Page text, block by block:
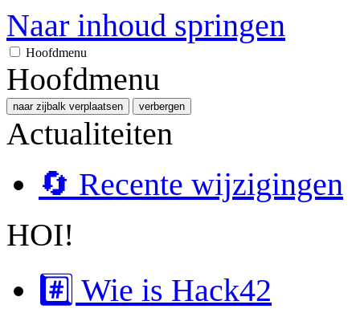
Naar inhoud springen
Hoofdmenu
Hoofdmenu
naar zijbalk verplaatsen verbergen
Actualiteiten
🔄 Recente wijzigingen
HOI!
#️⃣ Wie is Hack42